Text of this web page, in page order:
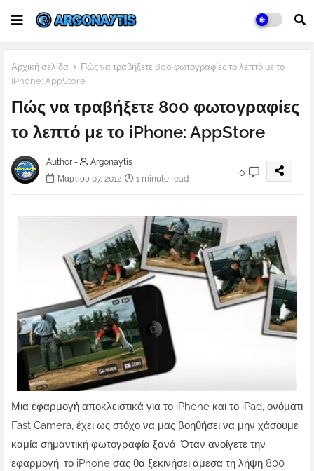
Αρχική σελίδα
Πώς να τραβήξετε 800 φωτογραφίες το λεπτό με το
iPhone: AppStore
Πώς να τραβήξετε 800 φωτογραφίες
το λεπτό με το iPhone: AppStore
Author -
Argonaytis
Μαρτίου 07, 2012
1 minute read
0
Μια εφαρμογή αποκλειστικά για το iPhone και το iPad, ονόματι
Fast Camera, έχει ως στόχο να μας βοηθήσει να μην χάσουμε
καμία σημαντική φωτογραφία ξανά. Όταν ανοίγετε την
εφαρμογή, το iPhone σας θα ξεκινήσει άμεσα τη λήψη 800